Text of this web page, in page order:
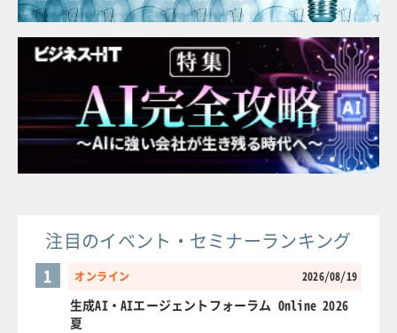
注目のイベント・セミナーランキング
オンライン 2026/08/19
1
生成AI・AIエージェントフォーラム Online 2026
夏